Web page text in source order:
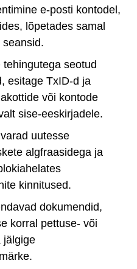
e-posti kontodel,
lõpetades samal
seotud
esitage TxID-d ja
või kontode
sise-eeskirjadele.
uutesse
algfraasidega ja
kinnitused.
dokumendid,
korral pettuse- või
jälgige